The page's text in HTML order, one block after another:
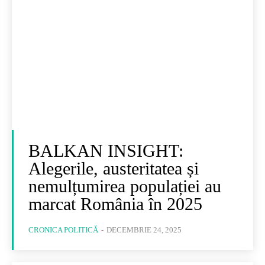
BALKAN INSIGHT:
Alegerile, austeritatea și
nemulțumirea populației au
marcat România în 2025
CRONICA POLITICĂ - DECEMBRIE 24, 2025